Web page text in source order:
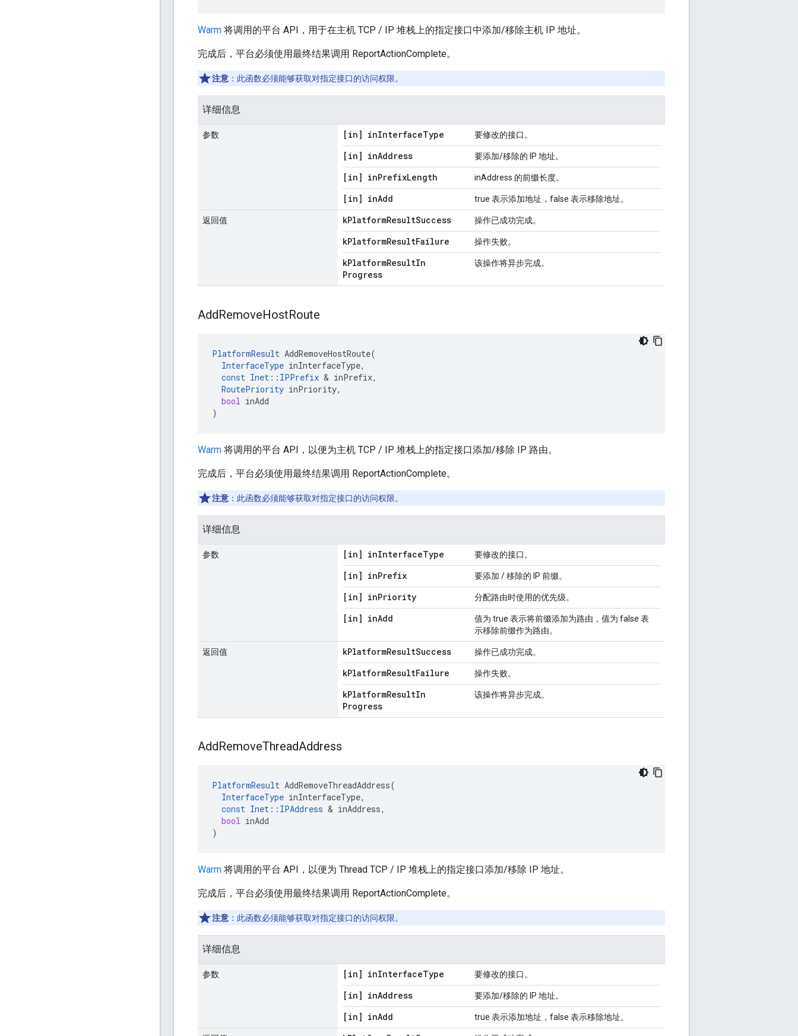
Warm 将调用的平台 API，用于在主机 TCP / IP 堆栈上的指定接口中添加/移除主机 IP 地址。
完成后，平台必须使用最终结果调用 ReportActionComplete。
注意 ：此函数必须能够获取对指定接口的访问权限。
详细信息
参数 [in] inInterfaceType 要修改的接口。
[in] inAddress 要添加/移除的 IP 地址。
[in] inPrefixLength inAddress 的前缀长度。
[in] inAdd true 表示添加地址，false 表示移除地址。
返回值 kPlatformResultSuccess 操作已成功完成。
kPlatformResultFailure 操作失败。
kPlatformResultIn
Progress
该操作将异步完成。
AddRemoveHostRoute
PlatformResult AddRemoveHostRoute(
InterfaceType inInterfaceType,
const Inet :: IPPrefix & inPrefix,
RoutePriority inPriority,
bool inAdd
)
Warm 将调用的平台 API，以便为主机 TCP / IP 堆栈上的指定接口添加/移除 IP 路由。
完成后，平台必须使用最终结果调用 ReportActionComplete。
注意 ：此函数必须能够获取对指定接口的访问权限。
详细信息
参数 [in] inInterfaceType 要修改的接口。
[in] inPrefix 要添加 / 移除的 IP 前缀。
[in] inPriority 分配路由时使用的优先级。
[in] inAdd
值为 true 表示将前缀添加为路由，值为 false 表
示移除前缀作为路由。
返回值 kPlatformResultSuccess 操作已成功完成。
kPlatformResultFailure 操作失败。
kPlatformResultIn
Progress
该操作将异步完成。
AddRemoveThreadAddress
PlatformResult AddRemoveThreadAddress(
InterfaceType inInterfaceType,
const Inet :: IPAddress & inAddress,
bool inAdd
)
Warm 将调用的平台 API，以便为 Thread TCP / IP 堆栈上的指定接口添加/移除 IP 地址。
完成后，平台必须使用最终结果调用 ReportActionComplete。
注意 ：此函数必须能够获取对指定接口的访问权限。
详细信息
参数 [in] inInterfaceType 要修改的接口。
[in] inAddress 要添加/移除的 IP 地址。
[in] inAdd true 表示添加地址，false 表示移除地址。